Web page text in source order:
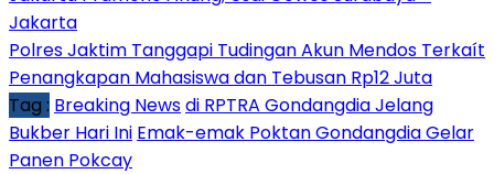
Jakarta
Polres Jaktim Tanggapi Tudingan Akun Mendos Terkaít
Penangkapan Mahasiswa dan Tebusan Rp12 Juta
Tag : Breaking Newsdi RPTRA Gondangdia Jelang
Bukber Hari Ini Emak-emak Poktan Gondangdia Gelar
Panen Pokcay